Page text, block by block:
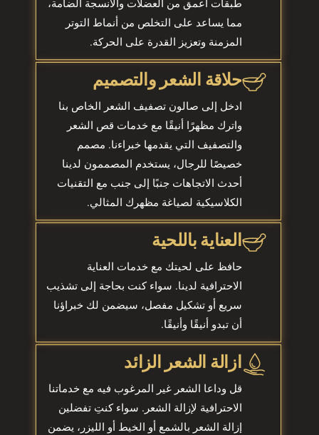
طبقات أعمق من العضلات والأنسجة الضامة،
مما يساعد على التخلص من أنماط التوتر
المزمنة وتعزيز القدرة على الحركة.
حلاقة الشعر والتصميم
ادخل إلى صالون تصفيف الشعر الخاص بنا
واترك مظهرًا أنيقًا مع خدمات قص الشعر
والتصفيف التي يقدمها خبراءنا. مصمم
خصيصًا للرجال، يستخدم المصممون لدينا
أحدث الاتجاهات جنبًا إلى جنب مع التقنيات
الكلاسيكية لصياغة مظهرك المثالي.
العناية باللحية
حافظ على لحيتك مع خدمات العناية
الاحترافية لدينا. سواء كنت بحاجة إلى تشذيب
سريع أو تشكيل مفصل، سيضمن لك خبراؤنا
أن تبدو أنيقًا وأنيقًا.
ازالة الشعر الزائد
قل وداعا الشعر غير المرغوب فيه مع خدماتنا
الاحترافية لإزالة الشعر. سواء كنتِ تفضلين
إزالة الشعر بالشمع أو الخيط أو الليزر، يضمن